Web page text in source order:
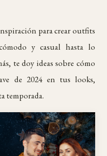
para crear outfits
y casual hasta lo
te doy ideas sobre cómo
de 2024 en tus looks,
temporada.